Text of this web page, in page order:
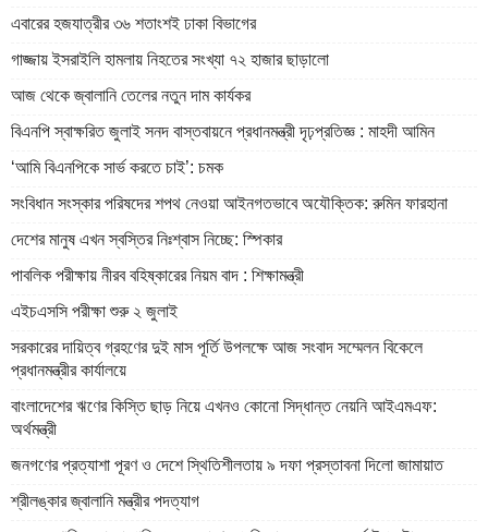
এবারের হজযাত্রীর ৩৬ শতাংশই ঢাকা বিভাগের
গাজ্জায় ইসরাইলি হামলায় নিহতের সংখ্যা ৭২ হাজার ছাড়ালো
আজ থেকে জ্বালানি তেলের নতুন দাম কার্যকর
বিএনপি স্বাক্ষরিত জুলাই সনদ বাস্তবায়নে প্রধানমন্ত্রী দৃঢ়প্রতিজ্ঞ : মাহদী আমিন
‘আমি বিএনপিকে সার্ভ করতে চাই’: চমক
সংবিধান সংস্কার পরিষদের শপথ নেওয়া আইনগতভাবে অযৌক্তিক: রুমিন ফারহানা
দেশের মানুষ এখন স্বস্তির নিঃশ্বাস নিচ্ছে: স্পিকার
পাবলিক পরীক্ষায় নীরব বহিষ্কারের নিয়ম বাদ : শিক্ষামন্ত্রী
এইচএসসি পরীক্ষা শুরু ২ জুলাই
সরকারের দায়িত্ব গ্রহণের দুই মাস পূর্তি উপলক্ষে আজ সংবাদ সম্মেলন বিকেলে
প্রধানমন্ত্রীর কার্যালয়ে
বাংলাদেশের ঋণের কিস্তি ছাড় নিয়ে এখনও কোনো সিদ্ধান্ত নেয়নি আইএমএফ:
অর্থমন্ত্রী
জনগণের প্রত্যাশা পূরণ ও দেশে স্থিতিশীলতায় ৯ দফা প্রস্তাবনা দিলো জামায়াত
শ্রীলঙ্কার জ্বালানি মন্ত্রীর পদত্যাগ